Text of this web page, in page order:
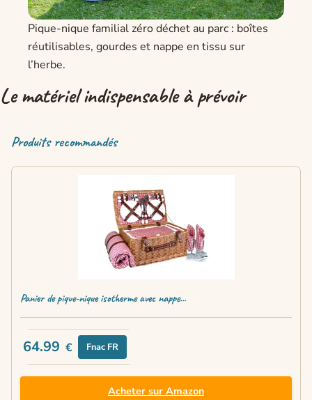
Pique-nique familial zéro déchet au parc : boîtes
réutilisables, gourdes et nappe en tissu sur
l’herbe.
Le matériel indispensable à prévoir
Produits recommandés
Panier de pique-nique isotherme avec nappe...
64.99 € Fnac FR
Acheter sur Amazon